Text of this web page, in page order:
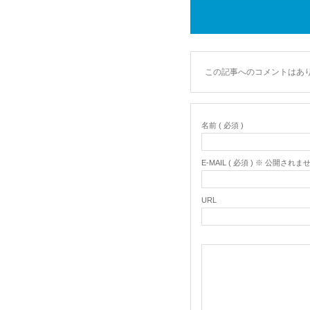
この記事へのコメントはあ
名前 ( 必須 )
E-MAIL ( 必須 ) ※ 公開されま
URL